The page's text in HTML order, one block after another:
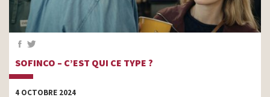
SOFINCO – C’EST QUI CE TYPE ?
4 OCTOBRE 2024